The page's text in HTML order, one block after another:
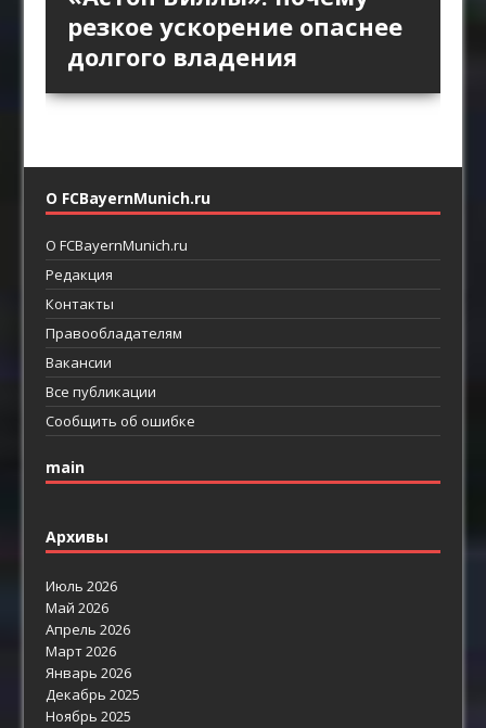
пространство за защитой
как главный ресурс атаки
Английской премьер-лиги
возвращают прямой
футбол
позиционной атаки
резкое ускорение опаснее
долгого владения
как ротации освобождают
пространство между
линиями
О FCBayernMunich.ru
О FCBayernMunich.ru
Редакция
Контакты
Правообладателям
Вакансии
Все публикации
Сообщить об ошибке
main
Архивы
Июль 2026
Май 2026
Апрель 2026
Март 2026
Январь 2026
Декабрь 2025
Ноябрь 2025